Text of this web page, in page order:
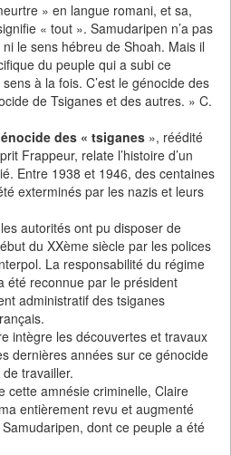
» en langue romani, et sa,
« tout ». Samudaripen n’a pas
le sens hébreu de Shoah. Mais il
du peuple qui a subi ce
à la fois. C’est le génocide des
de Tsiganes et des autres. » C.
des « tsiganes », réédité
Frappeur, relate l’histoire d’un
Entre 1938 et 1946, des centaines
exterminés par les nazis et leurs
autorités ont pu disposer de
du XXème siècle par les polices
La responsabilité du régime
été reconnue par le président
administratif des tsiganes
intègre les découvertes et travaux
dernières années sur ce génocide
de travailler.
cette amnésie criminelle, Claire
entièrement revu et augmenté
dont ce peuple a été